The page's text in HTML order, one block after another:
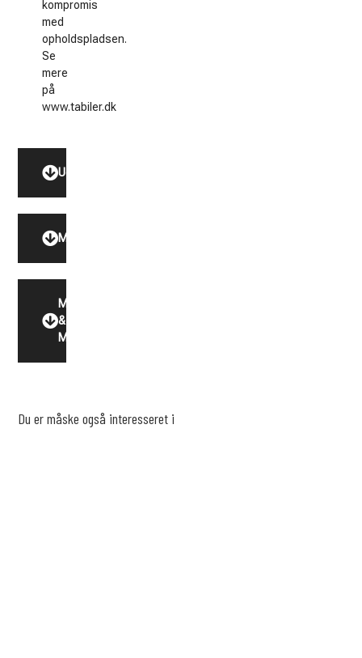
kompromis
med
opholdspladsen.
Se
mere
på
www.tabiler.dk
Udstyr
Model
Motor
&
Miljø
Du er måske også interesseret i